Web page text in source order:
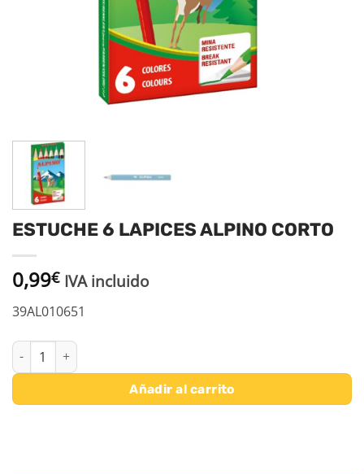
ESTUCHE 6 LAPICES ALPINO CORTO
0,99€ IVA incluido
39AL010651
ESTUCHE 6 LAPICES ALPINO CORTO cantidad
Añadir al carrito